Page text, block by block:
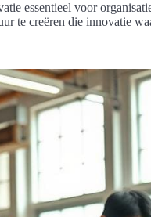
essentieel voor
te creëren die innovatie